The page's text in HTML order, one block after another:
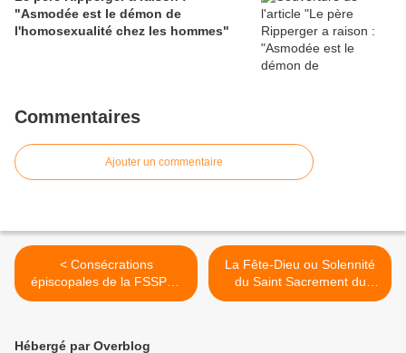
"Asmodée est le démon de
l'homosexualité chez les hommes"
Commentaires
Ajouter un commentaire
< Consécrations
épiscopales de la FSSPX :
"Au fond, le conflit tourne
La Fête-Dieu ou Solennité
du Saint Sacrement du
Corps et du Sang du Christ
Hébergé par Overblog